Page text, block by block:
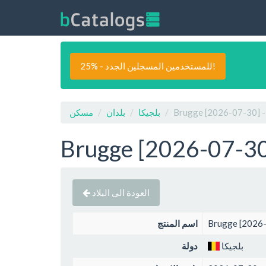
25% - للمستخدمين المسجلين الجدد!
مسكن بلدان بلجيكا
العودة الى البلاد
اسم المنتج
دولة بلجيكا